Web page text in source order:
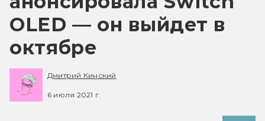
OLED — он выйдет в
октябре
Дмитрий Кинский
6 июля 2021 г.